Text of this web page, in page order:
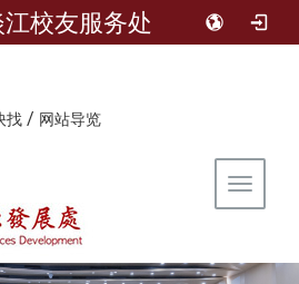
校友服务处
找 / 网站导览
Toggle